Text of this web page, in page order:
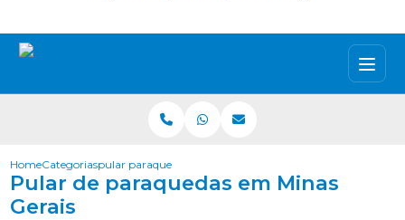
HomeCategoriaspular paraquedas minas gerais
Pular de paraquedas em Minas
Gerais